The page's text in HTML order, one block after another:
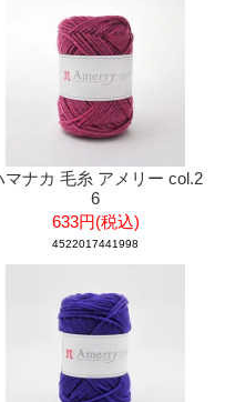
マナカ 毛糸 アメリー col.2
6
633円(税込)
4522017441998